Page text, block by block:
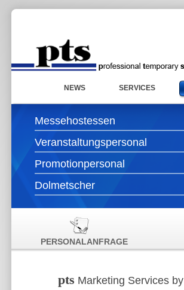
NEWS SERVICES
Messehostessen
Veranstaltungspersonal
Promotionpersonal
Dolmetscher
PERSONALANFRAGE
pts Marketing Services by